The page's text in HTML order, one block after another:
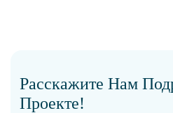
Расскажите Нам
Проекте!